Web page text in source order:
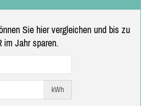
Sie hier vergleichen und bis zu
im Jahr sparen.
kWh